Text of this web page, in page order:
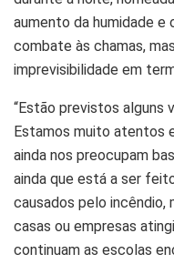
aumento da humidade e
combate às chamas,
imprevisibilidade em
“Estão previstos alguns
Estamos muito atentos
ainda nos preocupam
ainda que está a ser
causados pelo incêndio,
casas ou empresas
continuam as escolas